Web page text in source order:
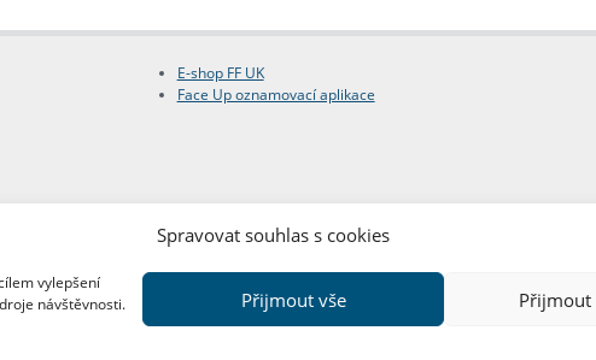
Spravovat souhlas s cookies
vylepšení
návštěvnosti.
Přijmout vše Přijmout
E-shop FF UK
Face Up oznamovací aplikace